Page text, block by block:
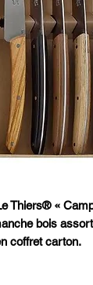
Thiers® «
bois
coffret carton.